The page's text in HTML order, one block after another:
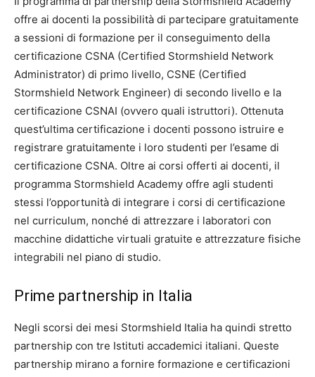
offre ai docenti la possibilità di partecipare gratuitamente
a sessioni di formazione per il conseguimento della
certificazione CSNA (Certified Stormshield Network
Administrator) di primo livello, CSNE (Certified
Stormshield Network Engineer) di secondo livello e la
certificazione CSNAI (ovvero quali istruttori). Ottenuta
quest’ultima certificazione i docenti possono istruire e
registrare gratuitamente i loro studenti per l’esame di
certificazione CSNA. Oltre ai corsi offerti ai docenti, il
programma Stormshield Academy offre agli studenti
stessi l’opportunità di integrare i corsi di certificazione
nel curriculum, nonché di attrezzare i laboratori con
macchine didattiche virtuali gratuite e attrezzature fisiche
integrabili nel piano di studio.
Prime partnership in Italia
Negli scorsi dei mesi Stormshield Italia ha quindi stretto
partnership con tre Istituti accademici italiani. Queste
partnership mirano a fornire formazione e certificazioni